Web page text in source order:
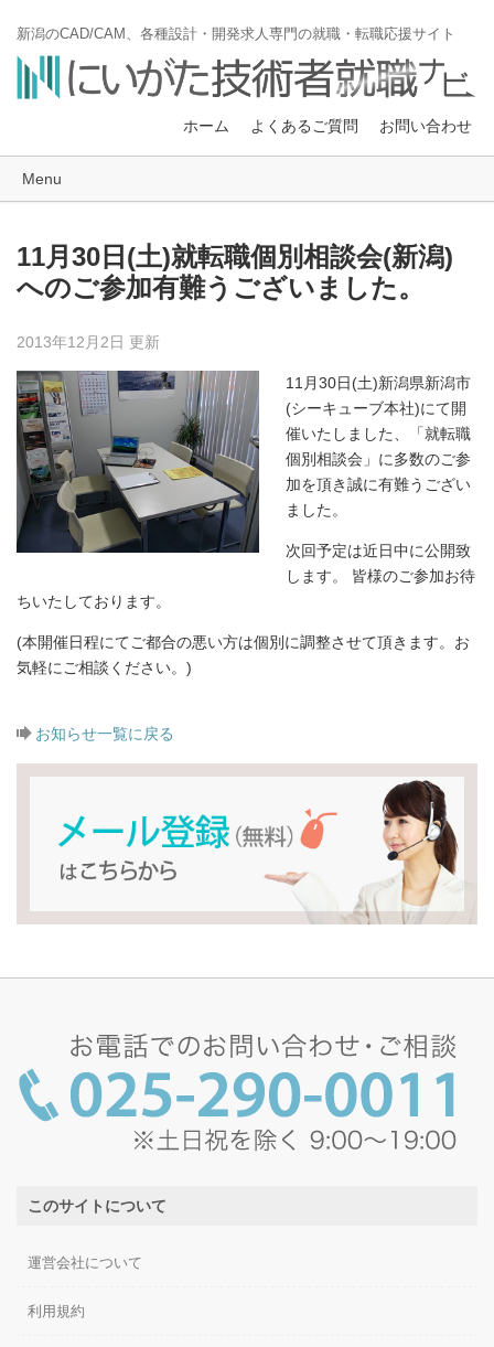
新潟のCAD/CAM、各種設計・開発求人専門の就職・転職応援サイト
ホーム よくあるご質問 お問い合わせ
Menu
11月30日(土)就転職個別相談会(新潟)
へのご参加有難うございました。
2013年12月2日 更新
11月30日(土)新潟県新潟市
(シーキューブ本社)にて開
催いたしました、「就転職
個別相談会」に多数のご参
加を頂き誠に有難うござい
ました。
次回予定は近日中に公開致
します。 皆様のご参加お待
ちいたしております。
(本開催日程にてご都合の悪い方は個別に調整させて頂きます。お
気軽にご相談ください。)
お知らせ一覧に戻る
このサイトについて
運営会社について
利用規約